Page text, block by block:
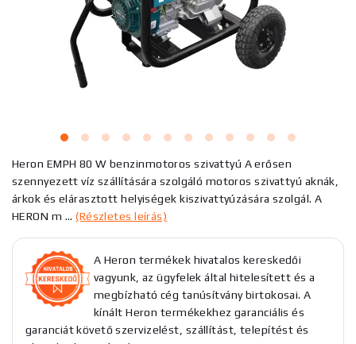
Heron EMPH 80 W benzinmotoros szivattyú A erősen
szennyezett víz szállítására szolgáló motoros szivattyú aknák,
árkok és elárasztott helyiségek kiszivattyúzására szolgál. A
HERON m ...(Részletes leírás)
A Heron termékek hivatalos kereskedői
vagyunk, az ügyfelek által hitelesített és a
megbízható cég tanúsítvány birtokosai. A
kínált Heron termékekhez garanciális és
garanciát követő szervizelést, szállítást, telepítést és